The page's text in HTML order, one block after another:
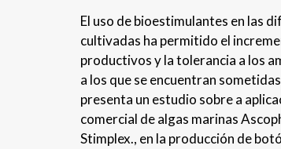
El uso de bioestimulantes en las
cultivadas ha permitido el
productivos y la tolerancia a los
a los que se encuentran
presenta un estudio sobre a
comercial de algas marinas
Stimplex., en la producción de